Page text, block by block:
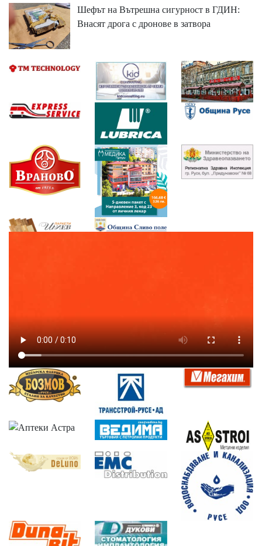
Шефът на Вътрешна сигурност в ГДИН:
Внасят дрога с дронове в затвора